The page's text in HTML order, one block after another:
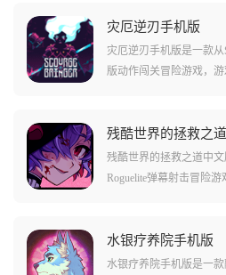
集、工具和武器制作、
多样化气候系统要求玩
联机，可以与朋友结盟
灾厄逆刃手机版
灾厄逆刃手机版是一款
版动作闯关冒险游戏，
层出不穷。游戏支持简体
容，设计了丰富多样的
怪物、地图与道具，让
残酷世界的拯救之
残酷世界的拯救之道中
Roguelite弹幕射击冒险
品自由组合出独特的射击
s。游戏拥有丰富的剧情
水银疗养院手机版
水银疗养院手机版是一